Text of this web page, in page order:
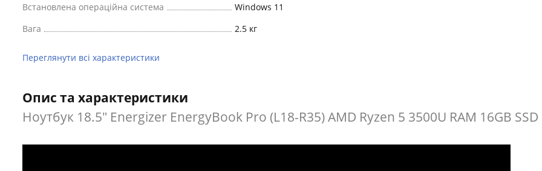
Встановлена ​​операційна система
Windows 11
Вага
2.5 кг
Переглянути всі характеристики
Опис та характеристики
Ноутбук 18.5" Energizer EnergyBook Pro (L18-R35) AMD Ryzen 5 3500U RAM 16GB